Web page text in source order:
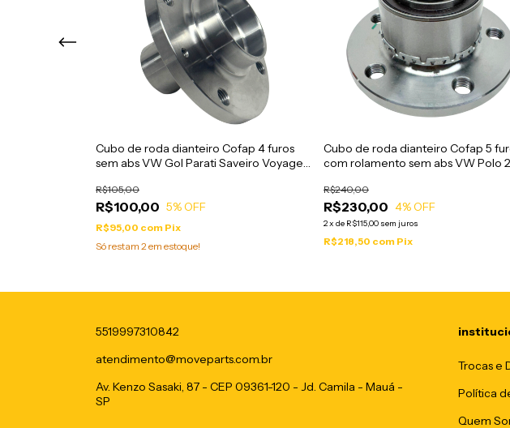
Cubo de roda dianteiro Cofap 4 furos
sem abs VW Gol Parati Saveiro Voyage
R$100,00
R$105,00
5% OFF
R$95,00 com Pix
Só restam 2em estoque!
Cubo de roda dianteiro Cofap 5
com rolamento sem abs VW Polo
R$230,00
R$240,00
4% OFF
2x de R$115,00 sem juros
R$218,50 com Pix
5519997310842
atendimento@moveparts.com.br
Av. Kenzo Sasaki, 87 - CEP 09361-120 - Jd. Camila - Mauá -
SP
Trocas e
Política
Quem